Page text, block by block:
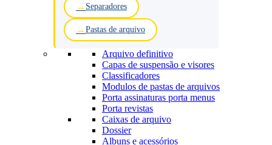
Separadores
Pastas de arquivo
Arquivo definitivo
Capas de suspensão e visores
Classificadores
Modulos de pastas de arquivos
Porta assinaturas porta menus
Porta revistas
Caixas de arquivo
Dossier
Albuns e acessórios